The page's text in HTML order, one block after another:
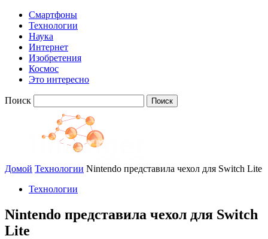
Смартфоны
Технологии
Наука
Интернет
Изобретения
Космос
Это интересно
Поиск
Домой Технологии Nintendo представила чехол для Switch Lite
Технологии
Nintendo представила чехол для Switch
Lite